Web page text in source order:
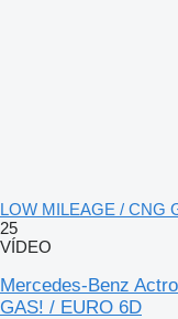
LOW MILEAGE / CNG
25
VÍDEO
Mercedes-Benz
GAS! / EURO 6D